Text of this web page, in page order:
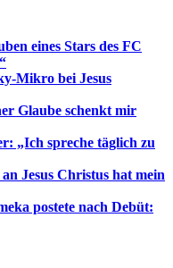
eines Stars des FC
Mikro bei Jesus
Glaube schenkt mir
„Ich spreche täglich zu
Jesus Christus hat mein
postete nach Debüt: